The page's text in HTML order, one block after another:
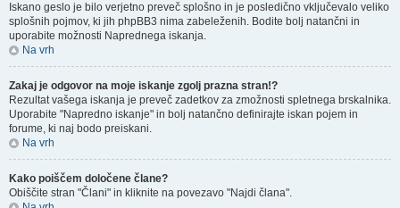
Iskano geslo je bilo verjetno preveč splošno in je posledično vključevalo veliko
splošnih pojmov, ki jih phpBB3 nima zabeleženih. Bodite bolj natančni in
uporabite možnosti Naprednega iskanja.
Na vrh
Zakaj je odgovor na moje iskanje zgolj prazna stran!?
Rezultat vašega iskanja je preveč zadetkov za zmožnosti spletnega brskalnika.
Uporabite "Napredno iskanje" in bolj natančno definirajte iskan pojem in
forume, ki naj bodo preiskani.
Na vrh
Kako poiščem določene člane?
Obiščite stran "Člani" in kliknite na povezavo "Najdi člana".